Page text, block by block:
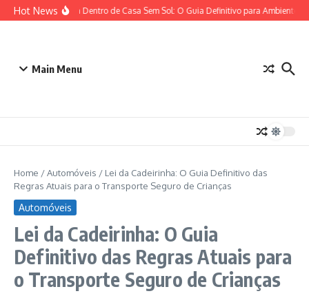
Ir para o conteúdo
Hot News
Plantas para Dentro de Casa Sem Sol: O Guia Definitivo para Ambientes
Main Menu
Home /Automóveis / Lei da Cadeirinha: O Guia Definitivo das
Regras Atuais para o Transporte Seguro de Crianças
Automóveis
Lei da Cadeirinha: O Guia
Definitivo das Regras Atuais para
o Transporte Seguro de Crianças